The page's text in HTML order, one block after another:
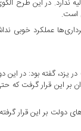
ندارد. در این طرح
است.
عملکرد خوبی
طرح حمایت از جوانی جمعیت در یزد،
بر این قرار گرفت که
بر این قرار